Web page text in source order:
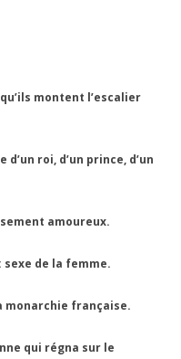
montent l’escalier
roi, d’un prince, d’un
amoureux.
de la femme.
monarchie française.
qui régna sur le